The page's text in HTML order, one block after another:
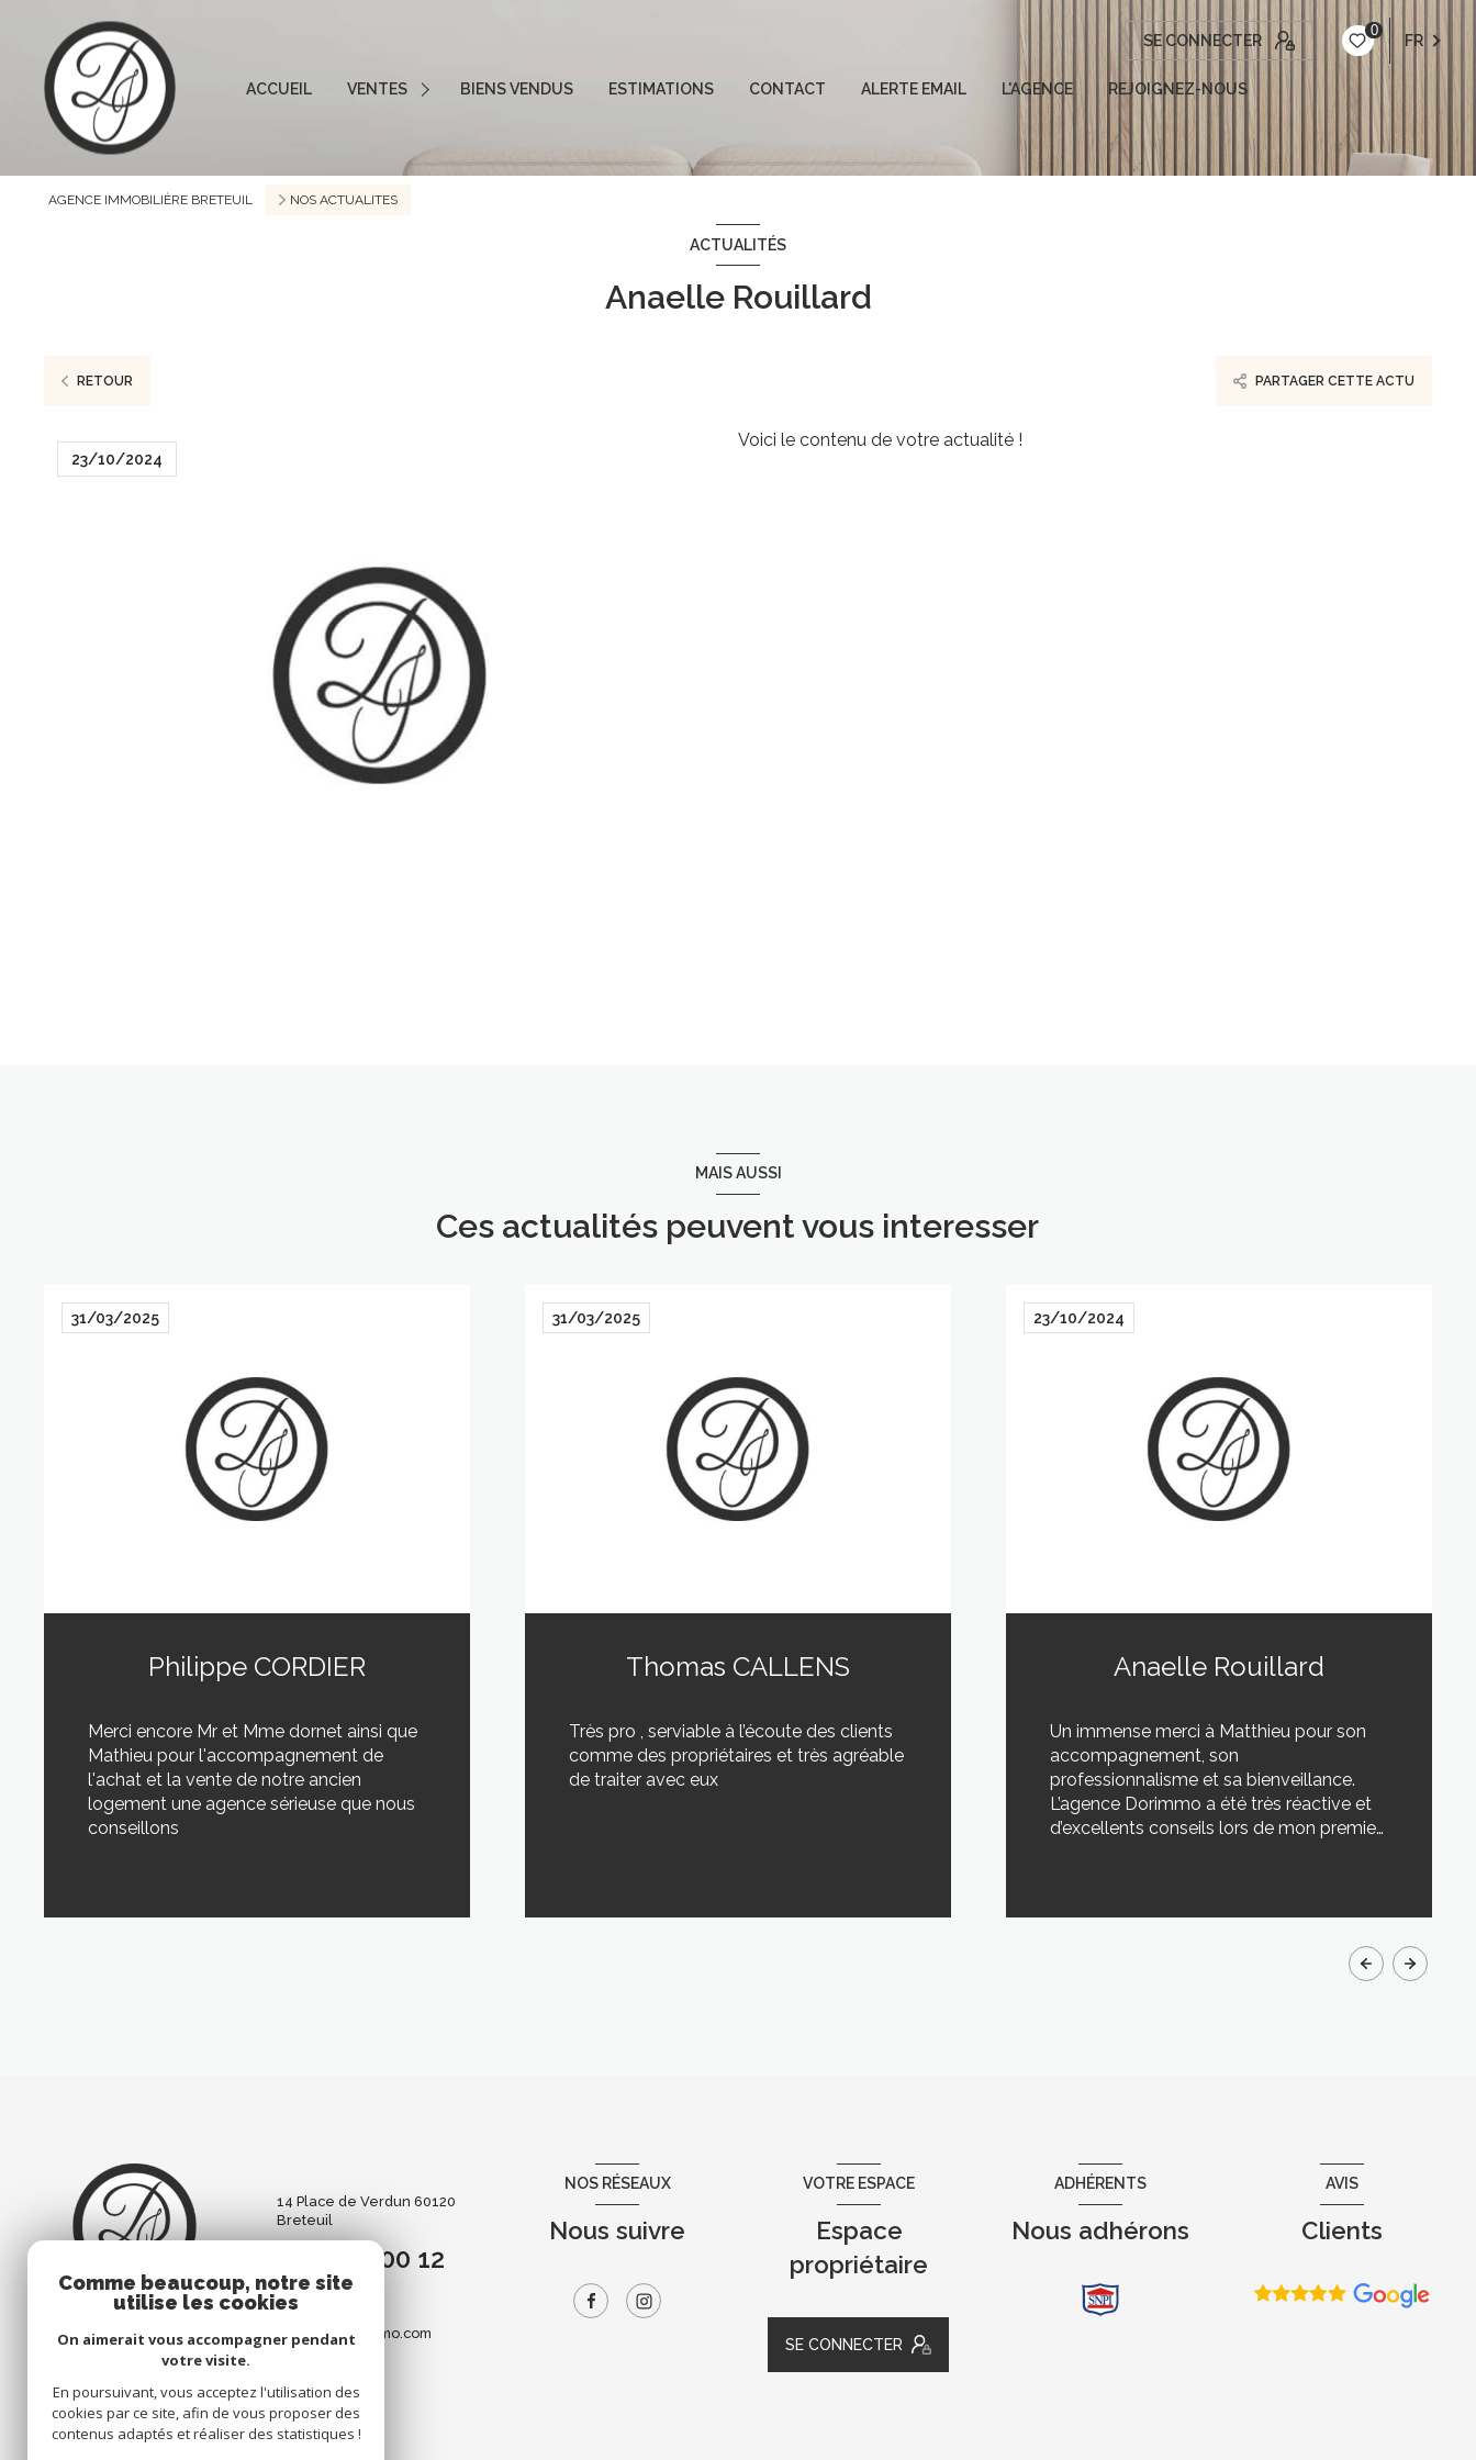
SE CONNECTER
0
FR
ACCUEIL
VENTES
BIENS VENDUS ESTIMATIONS CONTACT ALERTE EMAIL L'AGENCE REJOIGNEZ-NOUS
AGENCE IMMOBILIÈRE BRETEUIL NOS ACTUALITES
ACTUALITÉS
Anaelle Rouillard
RETOUR PARTAGER CETTE ACTU
23/10/2024
Voici le contenu de votre actualité !
MAIS AUSSI
Ces actualités peuvent vous interesser
31/03/2025
Philippe CORDIER
Merci encore Mr et Mme dornet ainsi que
Mathieu pour l'accompagnement de
l'achat et la vente de notre ancien
logement une agence sérieuse que nous
conseillons
31/03/2025
Thomas CALLENS
Très pro , serviable à l’écoute des clients
comme des propriétaires et très agréable
de traiter avec eux
23/10/2024
Anaelle Rouillard
Un immense merci à Matthieu pour son
accompagnement, son
professionnalisme et sa bienveillance.
L’agence Dorimmo a été très réactive et
d’excellents conseils lors de mon premier
14 Place de Verdun 60120
Breteuil
+33 3 75 00 12
00
contact@dorimmo.com
NOS RÉSEAUX
Nous suivre
VOTRE ESPACE
Espace
propriétaire
SE CONNECTER
ADHÉRENTS
Nous adhérons
AVIS
Clients
Comme beaucoup, notre site
utilise les cookies
On aimerait vous accompagner pendant
votre visite.
En poursuivant, vous acceptez l'utilisation des
cookies par ce site, afin de vous proposer des
contenus adaptés et réaliser des statistiques !